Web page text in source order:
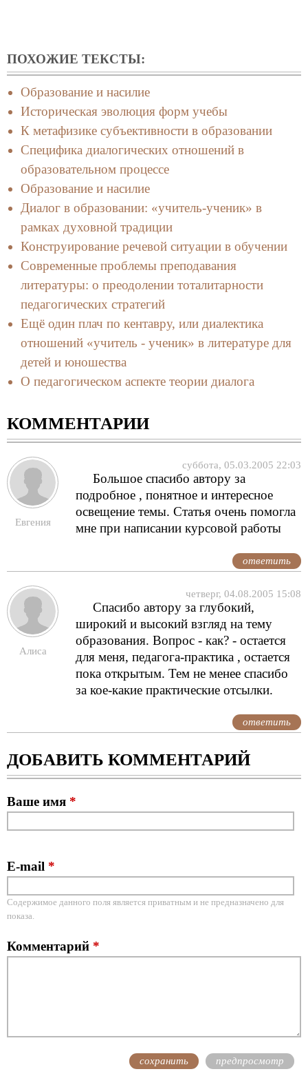
ПОХОЖИЕ ТЕКСТЫ:
Образование и насилие
Историческая эволюция форм учебы
К метафизике субъективности в образовании
Специфика диалогических отношений в
образовательном процессе
Образование и насилие
Диалог в образовании: «учитель-ученик» в
рамках духовной традиции
Конструирование речевой ситуации в обучении
Современные проблемы преподавания
литературы: о преодолении тоталитарности
педагогических стратегий
Ещё один плач по кентавру, или диалектика
отношений «учитель - ученик» в литературе для
детей и юношества
О педагогическом аспекте теории диалога
КОММЕНТАРИИ
Евгения
суббота, 05.03.2005 22:03
Большое спасибо автору за
подробное , понятное и интересное
освещение темы. Статья очень помогла
мне при написании курсовой работы
ответить
Алиса
четверг, 04.08.2005 15:08
Спасибо автору за глубокий,
широкий и высокий взгляд на тему
образования. Вопрос - как? - остается
для меня, педагога-практика , остается
пока открытым. Тем не менее спасибо
за кое-какие практические отсылки.
ответить
ДОБАВИТЬ КОММЕНТАРИЙ
Ваше имя *
E-mail *
Содержимое данного поля является приватным и не предназначено для
показа.
Комментарий *